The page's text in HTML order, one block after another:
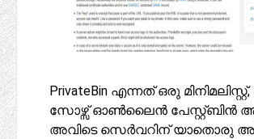
PrivateBin എന്നത് ഒരു
സോഴ്സ് ഓൺലൈൻ പേസ്റ്റ്ബിൻ
അവിടെ സെർവറിന് യാതൊരു